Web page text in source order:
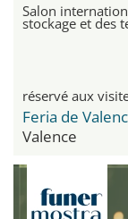
Salon
stockage et des
réservé aux
Feria de
Valence